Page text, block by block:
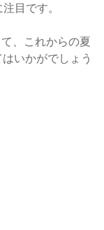
目です。
、これからの夏
いかがでしょう